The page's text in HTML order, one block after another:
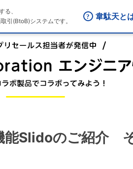
る、
引(BtoB)システムです。
韋駄天と
能Slidoのご紹介